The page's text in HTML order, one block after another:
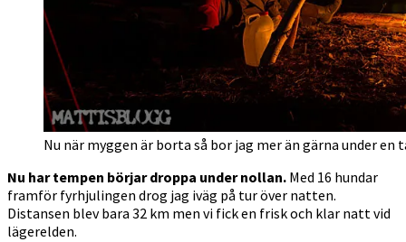
Nu när myggen är borta så bor jag mer än gärna under en
Nu har tempen börjar droppa under nollan. Med 16 hundar
framför fyrhjulingen drog jag iväg på tur över natten.
Distansen blev bara 32 km men vi fick en frisk och klar natt vid
lägerelden.